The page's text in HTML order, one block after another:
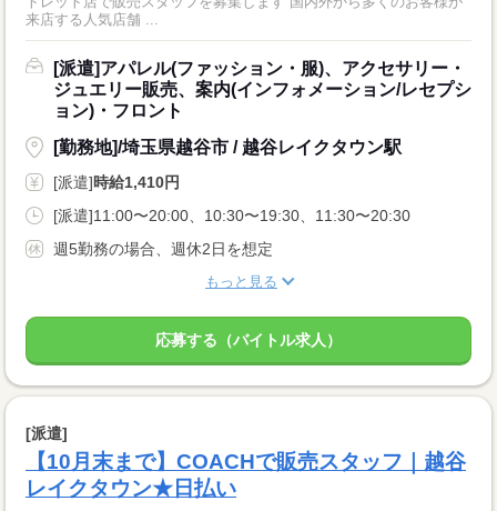
来店する人気店舗 ...
[派遣]アパレル(ファッション・服)、アクセサリー・
ジュエリー販売、案内(インフォメーション/レセプシ
ョン)・フロント
[勤務地]/埼玉県越谷市 / 越谷レイクタウン駅
[派遣]時給1,410円
[派遣]11:00〜20:00、10:30〜19:30、11:30〜20:30
週5勤務の場合、週休2日を想定
もっと見る
応募する（バイトル求人）
[派遣]
【10月末まで】COACHで販売スタッフ｜越谷
レイクタウン★日払い